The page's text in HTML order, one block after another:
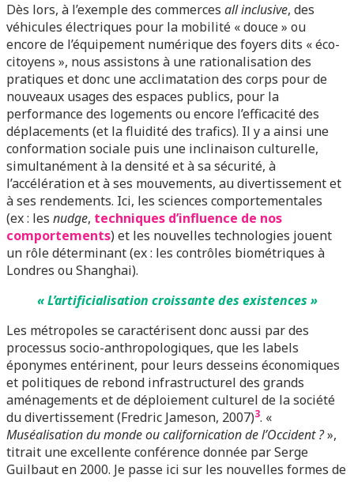
Dès lors, à l’exemple des commerces all inclusive, des
véhicules électriques pour la mobilité « douce » ou
encore de l’équipement numérique des foyers dits « éco-
citoyens », nous assistons à une rationalisation des
pratiques et donc une acclimatation des corps pour de
nouveaux usages des espaces publics, pour la
performance des logements ou encore l’efficacité des
déplacements (et la fluidité des trafics). Il y a ainsi une
conformation sociale puis une inclinaison culturelle,
simultanément à la densité et à sa sécurité, à
l’accélération et à ses mouvements, au divertissement et
à ses rendements. Ici, les sciences comportementales
(ex : les nudge, techniques d’influence de nos
comportements) et les nouvelles technologies jouent
un rôle déterminant (ex : les contrôles biométriques à
Londres ou Shanghai).
« L’artificialisation croissante des existences »
Les métropoles se caractérisent donc aussi par des
processus socio-anthropologiques, que les labels
éponymes entérinent, pour leurs desseins économiques
et politiques de rebond infrastructurel des grands
aménagements et de déploiement culturel de la société
du divertissement (Fredric Jameson, 2007)3. «
Muséalisation du monde ou californication de l’Occident ?»,
titrait une excellente conférence donnée par Serge
Guilbaut en 2000. Je passe ici sur les nouvelles formes de